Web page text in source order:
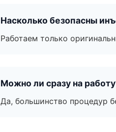
Насколько безопасны
Работаем только
Можно ли сразу на
Да, большинство процедур